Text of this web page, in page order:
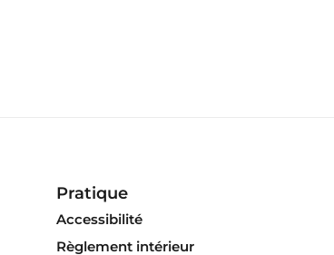
Pratique
Accessibilité
Règlement intérieur